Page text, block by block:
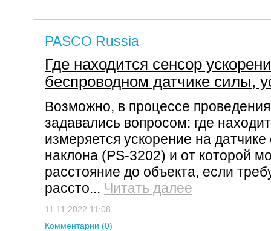
PASCO Russia
Где находится сенсор
беспроводном датчике силы,
Возможно, в процессе
задавались вопросом: где
измеряется ускорение на
наклона (PS-3202) и от которой
расстояние до объекта, если
рассто... Читать далее
11.11.2022 11:08
Комментарии (0)